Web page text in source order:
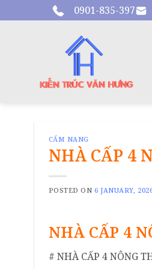
to
0901-835-397
CẨM NANG
NHÀ CẤP 4
POSTED ON6 JANUARY,
NHÀ CẤP 4
# NHÀ CẤP 4 NÔNG